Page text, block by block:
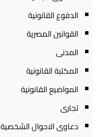
الدفوع القانونية
القوانين المصرية
المدنى
المكتبة القانونية
المواضيع القانونية
تجارى
دعاوى الاحوال الشخصية